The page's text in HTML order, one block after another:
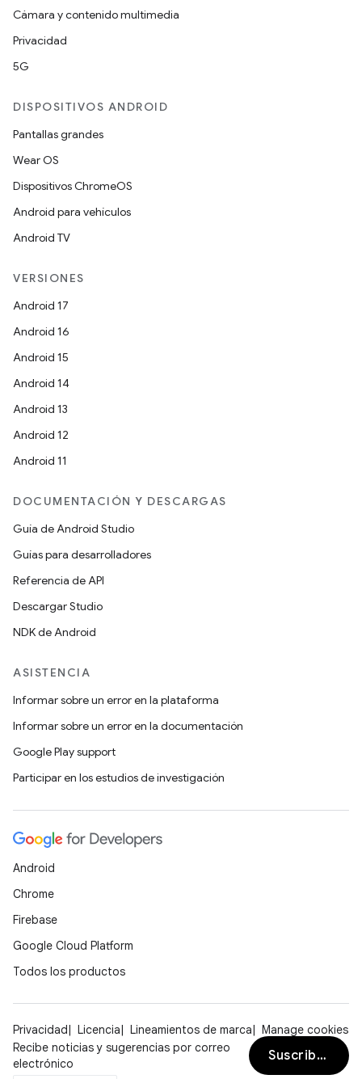
Cámara y contenido multimedia
Privacidad
5G
DISPOSITIVOS ANDROID
Pantallas grandes
Wear OS
Dispositivos ChromeOS
Android para vehículos
Android TV
VERSIONES
Android 17
Android 16
Android 15
Android 14
Android 13
Android 12
Android 11
DOCUMENTACIÓN Y DESCARGAS
Guía de Android Studio
Guías para desarrolladores
Referencia de API
Descargar Studio
NDK de Android
ASISTENCIA
Informar sobre un error en la plataforma
Informar sobre un error en la documentación
Google Play support
Participar en los estudios de investigación
Android
Chrome
Firebase
Google Cloud Platform
Todos los productos
Privacidad Licencia Lineamientos de marca
Manage cookies
Recibe noticias y sugerencias por correo
electrónico
Suscribirse